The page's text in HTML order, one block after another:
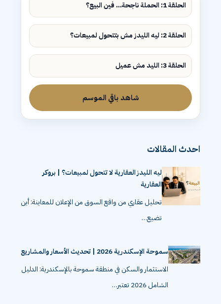
شاهد باقي الموسم
احدث المقالات
ليه الليدز العقارية لا تتحول لمبيعات؟ | بروكر
العقارية
تحليل عقاري من واقع السوق من الإعلان للمعاينة: أين
تضيع…
سموحة الإسكندرية 2026 | تحديث الأسعار والمشاريع
الاستثمار والسكن في منطقة سموحة بالإسكندرية: الدليل
الشامل 2026 تعتبر…